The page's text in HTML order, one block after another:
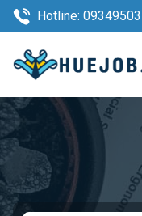
Hotline: